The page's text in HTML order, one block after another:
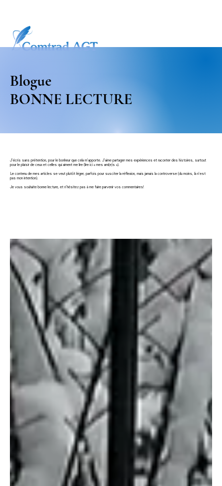
Blogue
BONNE LECTURE
J’écris sans prétention, pour le bonheur que cela m’apporte. J’aime partager mes expériences et raconter des histoires, surtout
pour le plaisir de ceux et celles qui aiment me lire (lire ici « mes ami(e)s »).
Le contenu de mes articles se veut plutôt léger, parfois pour susciter la réflexion, mais jamais la controverse (du moins, là n’est
pas mon intention).
Je vous souhaite bonne lecture, et n’hésitez pas à me faire parvenir vos commentaires!